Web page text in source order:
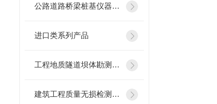
公路道路桥梁桩基仪器设备
进口类系列产品
工程地质隧道坝体勘测仪器
建筑工程质量无损检测仪器